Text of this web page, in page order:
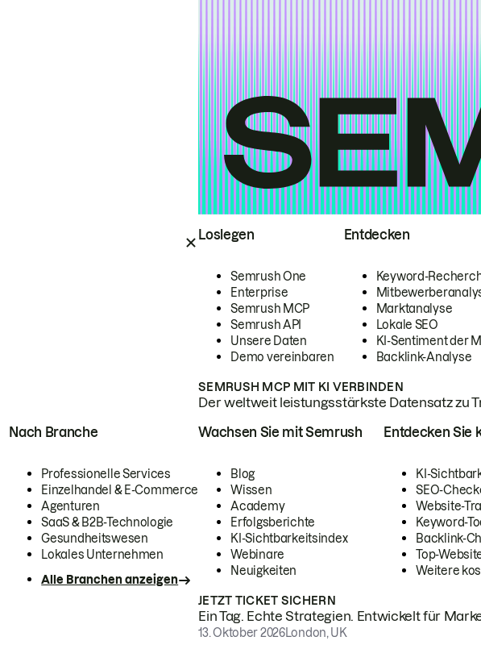
Loslegen
Semrush One
Enterprise
Semrush MCP
Semrush API
Unsere Daten
Demo vereinbaren
Entdecken
Keyword-
Marktanalyse
Lokale SEO
KI-Sentiment der
Backlink-Analyse
SEMRUSH MCP MIT KI VERBINDEN
Der weltweit leistungsstärkste Datensatz zu
Nach Branche
Professionelle Services
Einzelhandel & E-Commerce
Agenturen
SaaS & B2B-Technologie
Gesundheitswesen
Lokales Unternehmen
Alle Branchen anzeigen
Wachsen Sie mit Semrush
Blog
Wissen
Academy
Erfolgsberichte
KI-Sichtbarkeitsindex
Webinare
Neuigkeiten
Entdecken Sie
KI-
SEO-
Website-
Keyword-
Backlink-
Top-
Weitere
JETZT TICKET SICHERN
Ein Tag. Echte Strategien. Entwickelt für
13. Oktober 2026London, UK